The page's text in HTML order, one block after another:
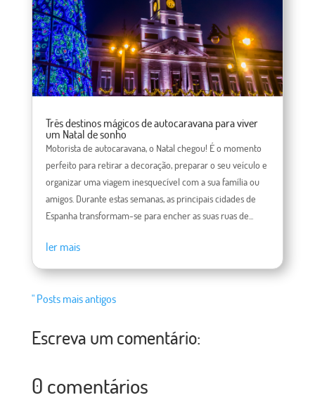
Três destinos mágicos de autocaravana para viver
um Natal de sonho
Motorista de autocaravana, o Natal chegou! É o momento
perfeito para retirar a decoração, preparar o seu veículo e
organizar uma viagem inesquecível com a sua família ou
amigos. Durante estas semanas, as principais cidades de
Espanha transformam-se para encher as suas ruas de...
ler mais
" Posts mais antigos
Escreva um comentário:
0 comentários